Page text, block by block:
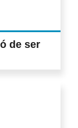
de ser